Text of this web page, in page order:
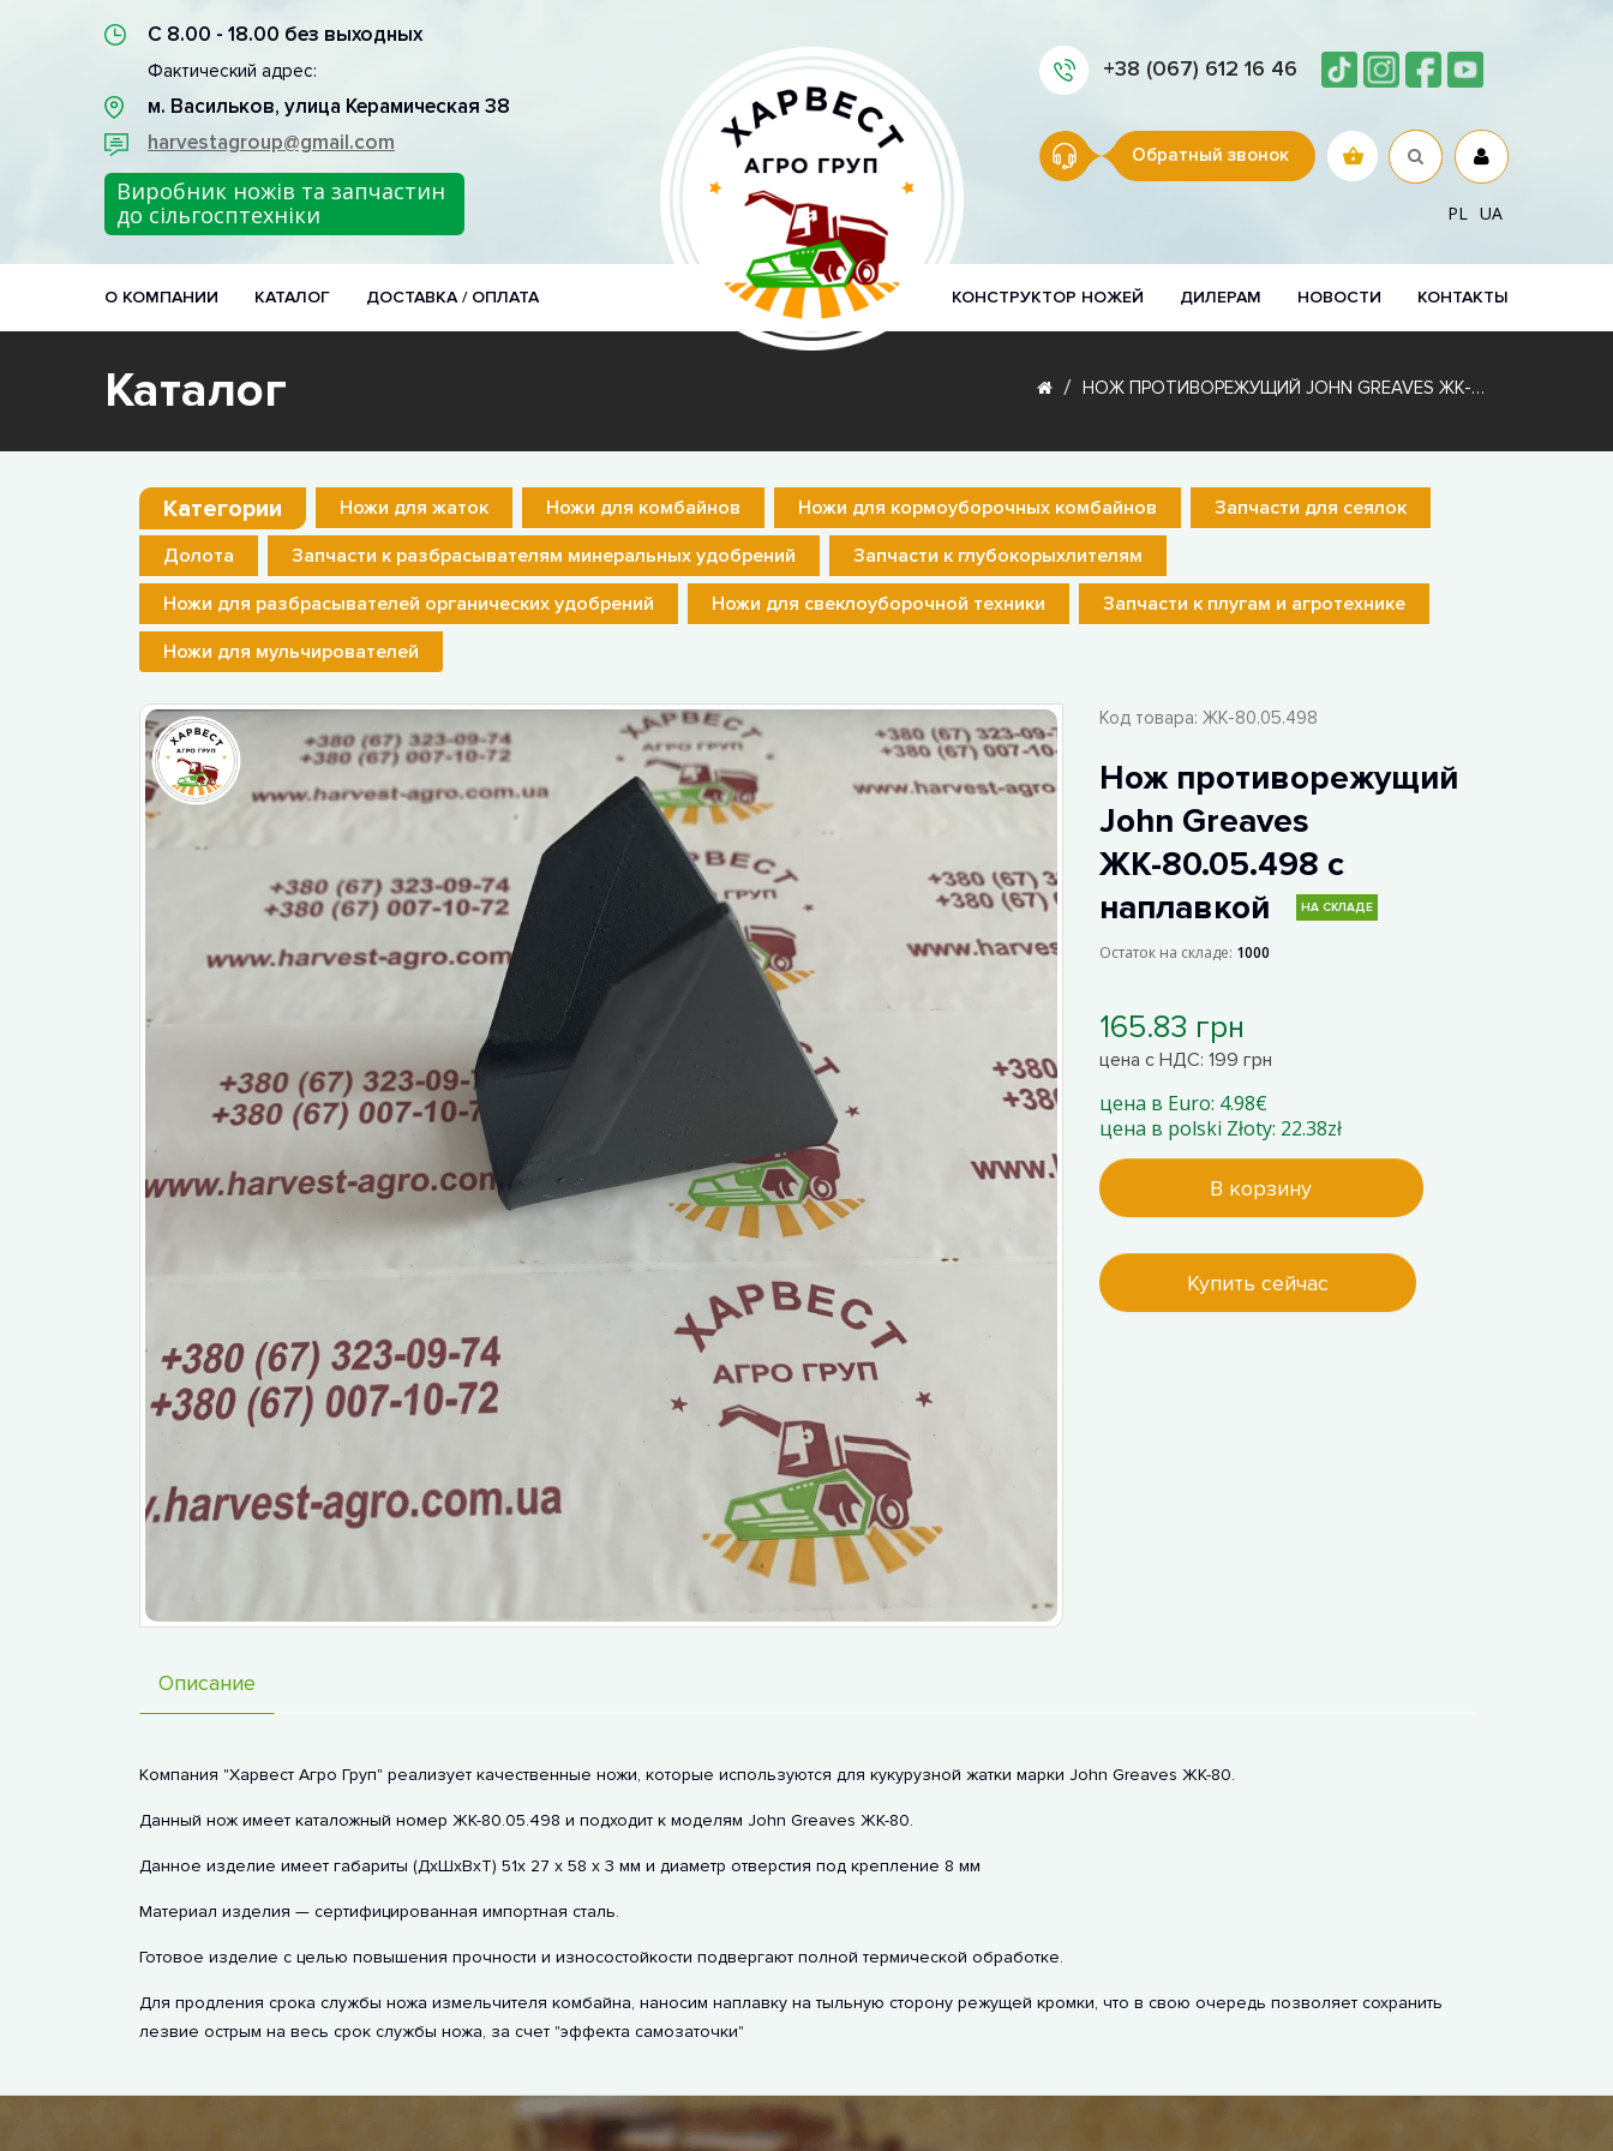
С 8.00 - 18.00 без выходных
Фактический адрес:
м. Васильков, улица Керамическая 38
harvestagroup@gmail.com
Виробник ножів та запчастин
до сільгосптехніки
+38 (067) 612 16 46
Обратный звонок
PL UA
О КОМПАНИИ КАТАЛОГ ДОСТАВКА / ОПЛАТА КОНСТРУКТОР НОЖЕЙ ДИЛЕРАМ НОВОСТИ КОНТАКТЫ
Каталог НОЖ ПРОТИВОРЕЖУЩИЙ JOHN GREAVES ЖК-80.05.498 С НАПЛАВКОЙ
Категории Ножи для жаток Ножи для комбайнов Ножи для кормоуборочных комбайнов
Запчасти для сеялок
Долота
Запчасти к разбрасывателям минеральных удобрений
Запчасти к глубокорыхлителям
Ножи для разбрасывателей органических удобрений
Ножи для свеклоуборочной техники
Запчасти к плугам и агротехнике
Ножи для мульчирователей
Код товара: ЖК-80.05.498
Нож противорежущий
John Greaves
ЖК-80.05.498 с
наплавкой
НА СКЛАДЕ
Остаток на складе: 1000
165.83 грн
цена с НДС: 199 грн
цена в Euro: 4.98€
цена в polski Złoty: 22.38zł
В корзину
Купить сейчас
Описание
Компания "Харвест Агро Груп" реализует качественные ножи, которые используются для кукурузной жатки марки John Greaves ЖК-80.
Данный нож имеет каталожный номер ЖК-80.05.498 и подходит к моделям John Greaves ЖК-80.
Данное изделие имеет габариты (ДхШхВxТ) 51х 27 х 58 x 3 мм и диаметр отверстия под крепление 8 мм
Материал изделия — сертифицированная импортная сталь.
Готовое изделие с целью повышения прочности и износостойкости подвергают полной термической обработке.
Для продления срока службы ножа измельчителя комбайна, наносим наплавку на тыльную сторону режущей кромки, что в свою очередь позволяет сохранить
лезвие острым на весь срок службы ножа, за счет "эффекта самозаточки"